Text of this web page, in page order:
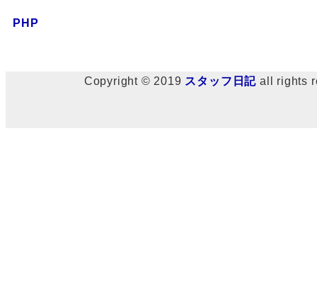
PHP
Copyright © 2019 スタッフ日記 all rights